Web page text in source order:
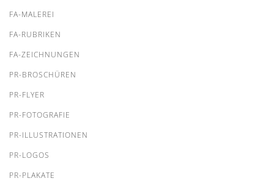
FA-MALEREI
FA-RUBRIKEN
FA-ZEICHNUNGEN
PR-BROSCHÜREN
PR-FLYER
PR-FOTOGRAFIE
PR-ILLUSTRATIONEN
PR-LOGOS
PR-PLAKATE